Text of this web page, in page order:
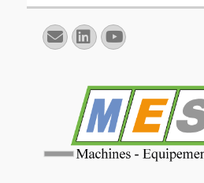
E-
mail
Linkedin
YouTube